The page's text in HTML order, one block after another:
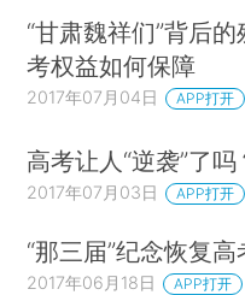
“甘肃魏祥们”背后
考权益如何保障
2017年07月04日 APP打开
高考让人“逆袭”了吗
2017年07月03日 APP打开
“那三届”纪念恢复
2017年06月18日 APP打开